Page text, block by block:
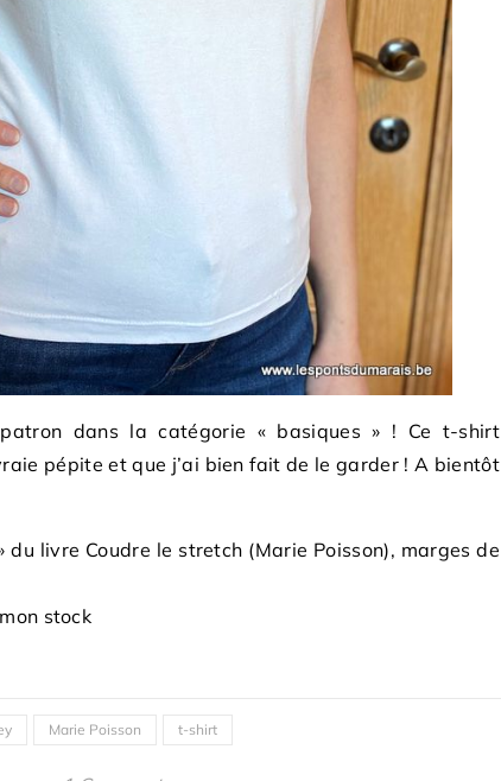
dans la catégorie « basiques » ! Ce t-shirt
pépite et que j’ai bien fait de le garder ! A bientôt
du livre Coudre le stretch (Marie Poisson), marges de
stock
Marie Poisson t-shirt